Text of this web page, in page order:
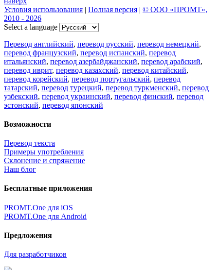
Цифровая эволюция перевода: как вузам бесплатно получить
CAT-систему PROMT Translation Factory
18 февраля 2026 года прошел очередной вебинар,
посвященный Академической программе компании PROMT
для представителей высших учебных заведений. Вебинар
провела Наталья Железняк, руководитель лингвистич
01.03.2026
Поделиться переводом
×
идет загрузка...
×
Но сейчас вы можете переводить только